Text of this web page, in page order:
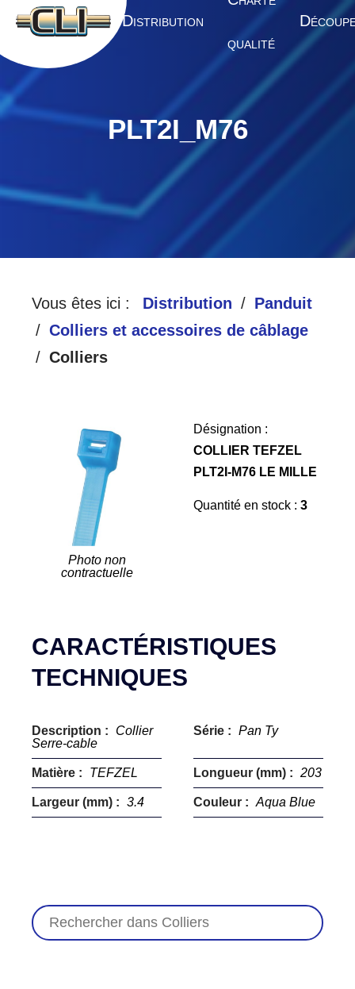
A CCUEIL DISTRIBUTION
QUALITÉ
D
PLT2I_M76
Vous êtes ici : Distribution
Panduit
Colliers et accessoires de câblage
Colliers
Photo non
contractuelle
Désignation :
COLLIER TEFZEL
PLT2I-M76 LE MILLE
Quantité en stock : 3
CARACTÉRISTIQUES
TECHNIQUES
Description :
Collier
Serre-cable
Série : Pan Ty
Matière : TEFZEL Longueur (mm) : 203
Largeur (mm) : 3.4 Couleur : Aqua Blue